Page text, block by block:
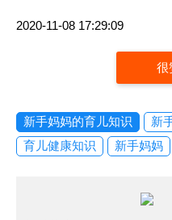
2020-11-08 17:29:09
很
新手妈妈的育儿知识
新
育儿健康知识
新手妈妈